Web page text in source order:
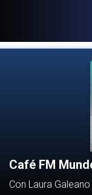
Café FM
Con Laura